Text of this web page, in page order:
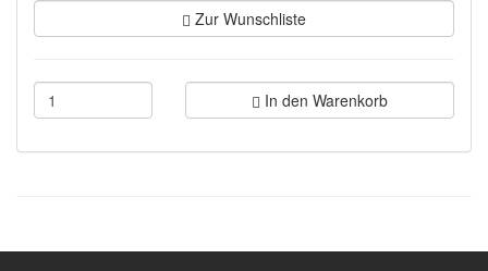
Zur Wunschliste
In den Warenkorb